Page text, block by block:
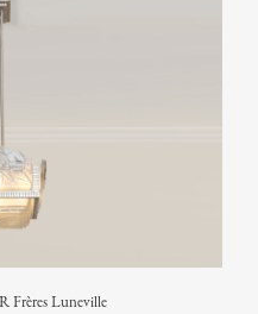
Frères Luneville